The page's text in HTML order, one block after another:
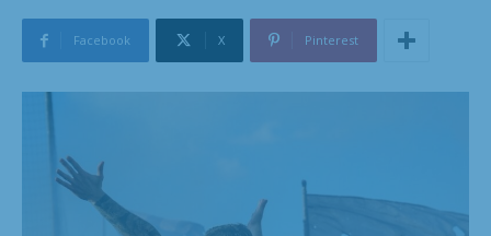
Facebook X Pinterest